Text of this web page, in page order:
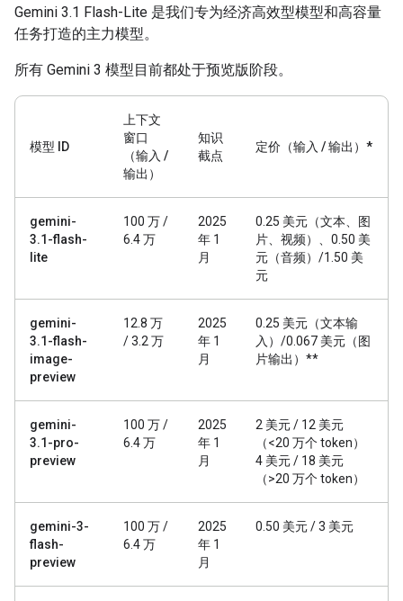
Gemini 3.1 Flash-Lite 是我们专为经济高效型模型和高容量
任务打造的主力模型。
所有 Gemini 3 模型目前都处于预览版阶段。
模型 ID
上下文
窗口
（输入 /
输出）
知识
截点
定价（输入 / 输出）*
gemini-
3.1-flash-
lite
100 万 /
6.4 万
2025
年 1
月
0.25 美元（文本、图
片、视频）、0.50 美
元（音频）/1.50 美
元
gemini-
3.1-flash-
image-
preview
12.8 万
/ 3.2 万
2025
年 1
月
0.25 美元（文本输
入）/0.067 美元（图
片输出）**
gemini-
3.1-pro-
preview
100 万 /
6.4 万
2025
年 1
月
2 美元 / 12 美元
（<20 万个 token）
4 美元 / 18 美元
（>20 万个 token）
gemini-3-
flash-
preview
100 万 /
6.4 万
2025
年 1
月
0.50 美元 / 3 美元